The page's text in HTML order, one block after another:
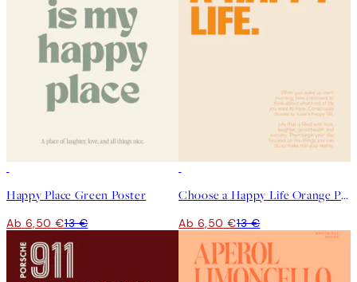
Happy Place Green Poster
Ab 6,50 €13 €
Choose a Happy Life Orange Poster
Ab 6,50 €13 €